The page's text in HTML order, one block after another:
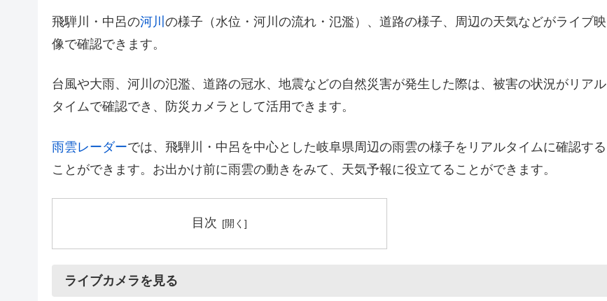
飛騨川・中呂の河川 の様子（水位・河川の流れ・氾濫）、道路の様子、周辺の天気などがライブ映
像で確認できます。
台風や大雨、河川の氾濫、道路の冠水、地震などの自然災害が発生した際は、被害の状況がリアル
タイムで確認でき、防災カメラとして活用できます。
雨雲レーダーでは、飛騨川・中呂を中心とした岐阜県周辺の雨雲の様子をリアルタイムに確認する
ことができます。お出かけ前に雨雲の動きをみて、天気予報に役立てることができます。
目次
ライブカメラを見る